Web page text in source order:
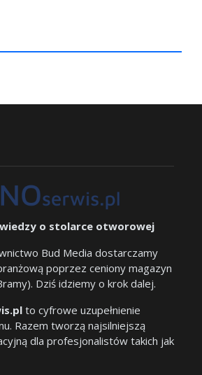
o stolarce otworowej
Bud Media dostarczamy
poprzez ceniony magazyn
Dziś idziemy o krok dalej.
to cyfrowe uzupełnienie
Razem tworzą najsilniejszą
dla profesjonalistów takich jak